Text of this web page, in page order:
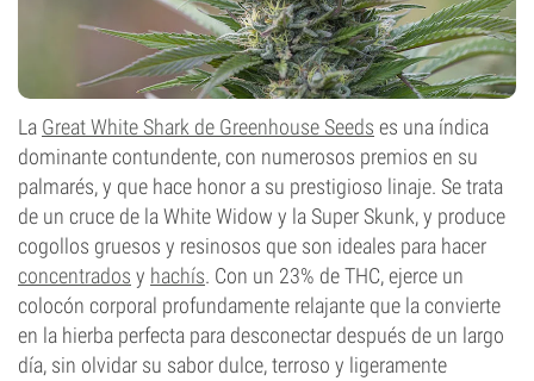
La Great White Shark de Greenhouse Seeds es una índica
dominante contundente, con numerosos premios en su
palmarés, y que hace honor a su prestigioso linaje. Se trata
de un cruce de la White Widow y la Super Skunk, y produce
cogollos gruesos y resinosos que son ideales para hacer
concentrados y hachís. Con un 23% de THC, ejerce un
colocón corporal profundamente relajante que la convierte
en la hierba perfecta para desconectar después de un largo
día, sin olvidar su sabor dulce, terroso y ligeramente